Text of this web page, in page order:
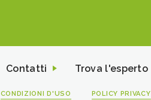
Contatti Trova l'esperto
CONDIZIONI D'USO POLICY PRIVACY